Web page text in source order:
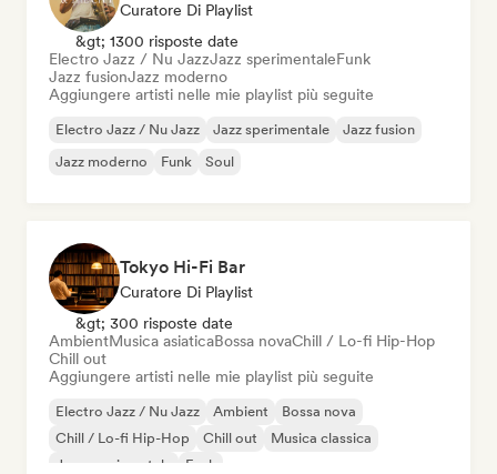
Curatore Di Playlist
&gt; 1300 risposte date
Electro Jazz / Nu JazzJazz sperimentaleFunk
Jazz fusionJazz moderno
Aggiungere artisti nelle mie playlist più seguite
Electro Jazz / Nu Jazz Jazz sperimentale
Jazz fusion
Jazz moderno
Funk Soul
Tokyo Hi-Fi Bar
Curatore Di Playlist
&gt; 300 risposte date
AmbientMusica asiaticaBossa novaChill / Lo-fi Hip-Hop
Chill out
Aggiungere artisti nelle mie playlist più seguite
Electro Jazz / Nu Jazz Ambient
Bossa nova
Chill / Lo-fi Hip-Hop
Chill out
Musica classica
Jazz sperimentale
Funk